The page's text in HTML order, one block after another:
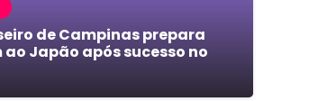
de Campinas prepara
Japão após sucesso no